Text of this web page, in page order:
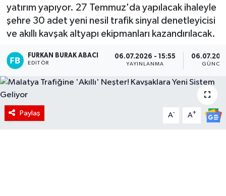
yatırım yapıyor. 27 Temmuz'da yapılacak ihaleyle
şehre 30 adet yeni nesil trafik sinyal denetleyicisi
ve akıllı kavşak altyapı ekipmanları kazandırılacak.
FURKAN BURAK ABACI
EDITÖR
06.07.2026 - 15:55
YAYINLANMA
Paylaş A- A+